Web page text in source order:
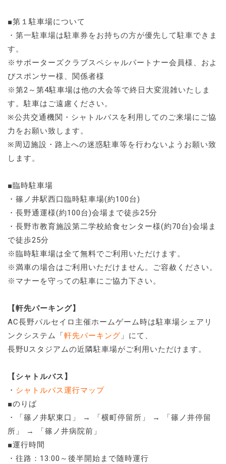
■第１駐車場について
・第一駐車場は駐車券をお持ちの方が優先して駐車できま
す。
※サポーターズクラブスペシャルパートナー会員様、およ
びスポンサー様、関係者様
※第2～第4駐車場は他の大会等で終日大変混雑いたしま
す。駐車はご遠慮ください。
※公共交通機関・シャトルバスを利用してのご来場にご協
力をお願い致します。
※周辺施設・路上への迷惑駐車等を行わないようお願い致
します。
■臨時駐車場
・篠ノ井駅西口臨時駐車場(約100台)
・長野通運様(約100台)会場まで徒歩25分
・長野市教育施設第二学校給食センター様(約70台)会場ま
で徒歩25分
※臨時駐車場は全て無料でご利用いただけます。
※満車の場合はご利用いただけません。ご容赦ください。
※マナーを守っての駐車にご協力下さい。
【軒先パーキング】
AC長野パルセイロ主催ホームゲーム時は駐車場シェアリ
ンクシステム「 軒先パーキング 」にて、
長野Uスタジアムの近隣駐車場がご利用いただけます。
【シャトルバス】
・ シャトルバス運行マップ
■のりば
・「篠ノ井駅東口」 → 「横町停留所」 → 「篠ノ井停留
所」 → 「篠ノ井病院前」
■運行時間
・往路：13:00～後半開始まで随時運行